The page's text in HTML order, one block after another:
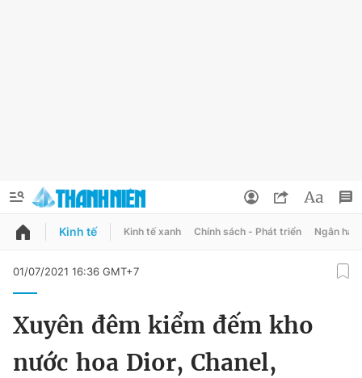
QUẢNG CÁO
Chuyên mục
Đổi mật khẩu
Tin đã lưu
Kinh tế Kinh tế xanh Chính sách - Phát triển Ngân
01/07/2021 16:36 GMT+7
Xuyên đêm kiểm đếm kho
nước hoa Dior, Chanel,